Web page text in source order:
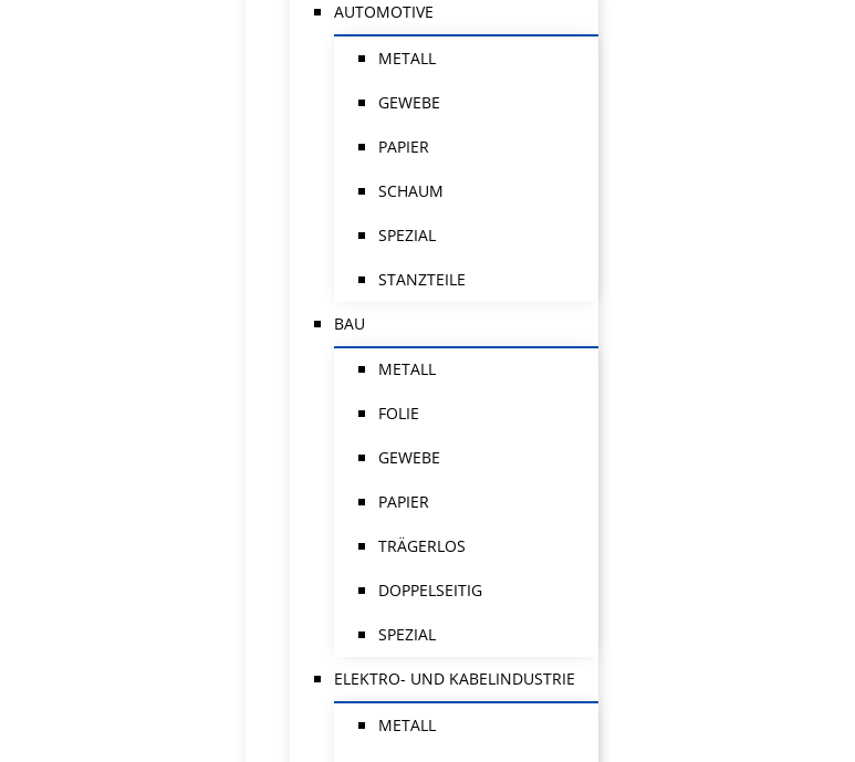
AUTOMOTIVE
METALL
GEWEBE
PAPIER
SCHAUM
SPEZIAL
STANZTEILE
BAU
METALL
FOLIE
GEWEBE
PAPIER
TRÄGERLOS
DOPPELSEITIG
SPEZIAL
ELEKTRO- UND KABELINDUSTRIE
METALL